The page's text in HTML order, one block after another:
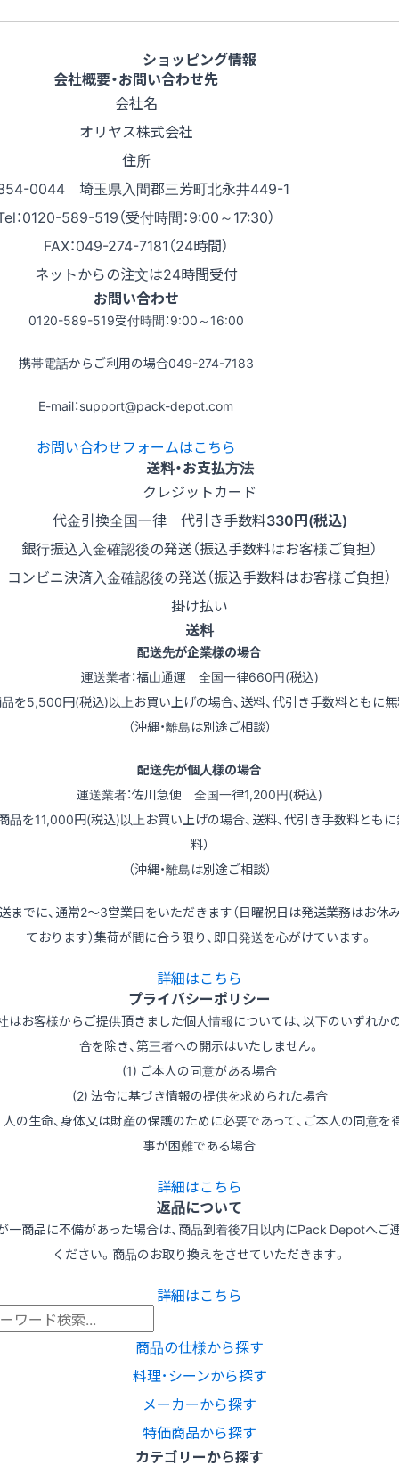
ショッピング情報
会社概要・お問い合わせ先
会社名
オリヤス株式会社
住所
0044 埼玉県入間郡三芳町北永井449-1
：0120-589-519（受付時間：9:00～17:30）
FAX：049-274-7181（24時間）
ネットからの注文は24時間受付
お問い合わせ
0120-589-519受付時間：9:00～16:00
携帯電話からご利用の場合049-274-7183
E-mail：support@pack-depot.com
お問い合わせフォームはこちら
送料・お支払方法
クレジットカード
代金引換全国一律 代引き手数料330円(税込)
銀行振込入金確認後の発送（振込手数料はお客様ご負担）
コンビニ決済入金確認後の発送（振込手数料はお客様ご負担）
掛け払い
送料
配送先が企業様の場合
運送業者：福山通運 全国一律660円(税込)
品を5,500円(税込)以上お買い上げの場合、送料、代引き手数料ともに無
（沖縄・離島は別途ご相談）
配送先が個人様の場合
運送業者：佐川急便 全国一律1,200円(税込)
品を11,000円(税込)以上お買い上げの場合、送料、代引き手数料とも
料）
（沖縄・離島は別途ご相談）
までに、通常2～3営業日をいただきます（日曜祝日は発送業務はお休
ております）集荷が間に合う限り、即日発送を心がけています。
詳細はこちら
プライバシーポリシー
はお客様からご提供頂きました個人情報については、以下のいずれか
合を除き、第三者への開示はいたしません。
(1) ご本人の同意がある場合
(2) 法令に基づき情報の提供を求められた場合
の生命、身体又は財産の保護のために必要であって、ご本人の同意を
事が困難である場合
詳細はこちら
返品について
一商品に不備があった場合は、商品到着後7日以内にPack Depotへご
ください。商品のお取り換えをさせていただきます。
詳細はこちら
商品の仕様から探す
料理･シーンから探す
メーカーから探す
特価商品から探す
カテゴリーから探す